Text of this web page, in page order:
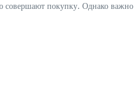
совершают покупку. Однако